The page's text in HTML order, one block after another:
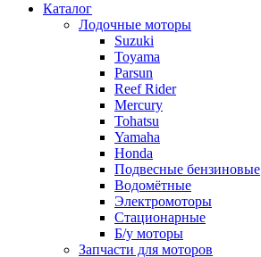
Каталог
Лодочные моторы
Suzuki
Toyama
Parsun
Reef Rider
Mercury
Tohatsu
Yamaha
Honda
Подвесные бензиновые
Водомётные
Электромоторы
Стационарные
Б/у моторы
Запчасти для моторов